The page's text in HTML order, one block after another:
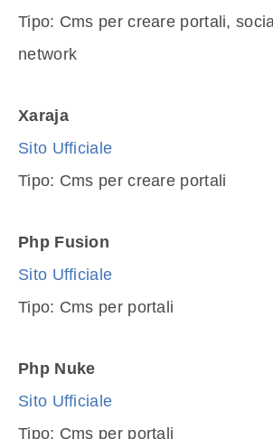
Tipo: Cms per creare portali,
network
Xaraja
Sito Ufficiale
Tipo: Cms per creare portali
Php Fusion
Sito Ufficiale
Tipo: Cms per portali
Php Nuke
Sito Ufficiale
Tipo: Cms per portali